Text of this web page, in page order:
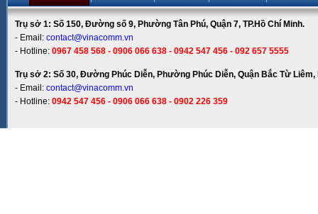
Trụ sở 1: Số 150, Đường số 9, Phường Tân Phú, Quận 7, TP.Hồ Chí Minh.
- Email: contact@vinacomm.vn
- Hotline: 0967 458 568 - 0906 066 638 - 0942 547 456 - 092 657 5555
Trụ sở 2: Số 30, Đường Phúc Diễn, Phường Phúc Diễn, Quận Bắc Từ Liêm,
- Email: contact@vinacomm.vn
- Hotline: 0942 547 456 - 0906 066 638 - 0902 226 359